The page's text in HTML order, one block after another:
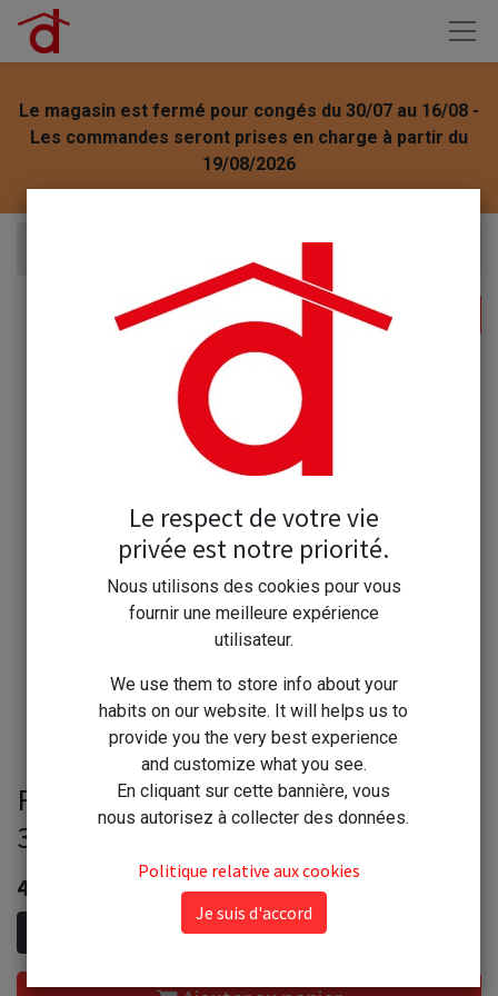
Le magasin est fermé pour congés du 30/07 au 16/08 -
Les commandes seront prises en charge à partir du
19/08/2026
Rayen chiffon pour repasser 35x70cm
Rayen chiffon pour repasser
35x70cm
4,80
Le respect de votre vie
privée est notre priorité.
Nous utilisons des cookies pour vous
fournir une meilleure expérience
utilisateur.
We use them to store info about your
habits on our website. It will helps us to
provide you the very best experience
and customize what you see.
En cliquant sur cette bannière, vous
nous autorisez à collecter des données.
Politique relative aux cookies
Je suis d'accord